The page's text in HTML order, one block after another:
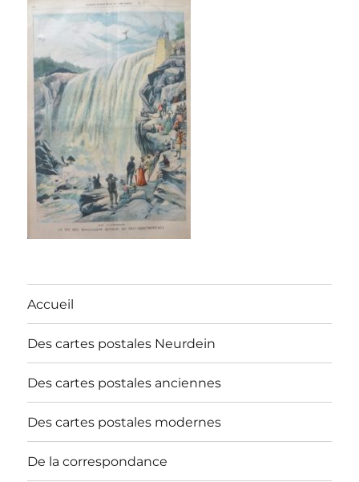
Accueil
Des cartes postales Neurdein
Des cartes postales anciennes
Des cartes postales modernes
De la correspondance